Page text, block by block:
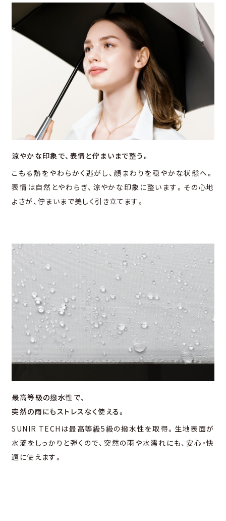
涼やかな印象で、 表情と佇まいまで整う。
こもる熱をやわらかく逃がし、顔まわりを穏やかな状態へ。
表情は⾃然とやわらぎ、涼やかな印象に整います。その⼼地
よさが、佇まいまで美しく引き⽴てます。
最高等級の撥水性で、
突然の雨にもストレスなく使える。
SUNIR TECHは最高等級5級の撥水性を取得。生地表面が
水滴をしっかりと弾くので、突然の雨や水濡れにも、安心・快
適に使えます。